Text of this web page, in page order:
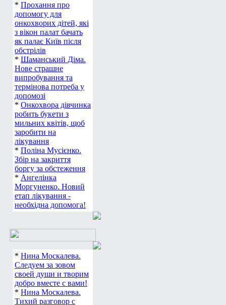
* Прохання про
допомогу для
онкохворих дітей, які
з вікон палат бачать
як палає Київ після
обстрілів
* Шаманський Діма.
Нове страшне
випробування та
термінова потреба у
допомозі
* Онкохвора дівчинка
робить букети з
мильних квітів, щоб
заробити на
лікування
* Поліна Мусієнко.
Збір на закриття
боргу за обстеження
* Ангелінка
Моргуненко. Новий
етап лікування -
необхідна допомога!
* Нина Москалева.
Следуем за зовом
своей души и творим
добро вместе с вами!
* Нина Москалева.
Тихий разговор с